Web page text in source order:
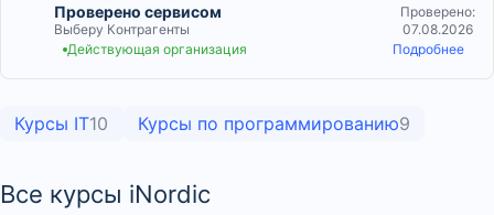
Проверено сервисом
Выберу Контрагенты
Проверено:
07.08.2026
Действующая организация
Подробнее
Курсы IT10 Курсы по программированию9
Все курсы iNordic